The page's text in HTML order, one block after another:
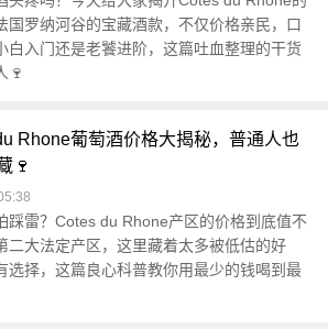
国罗纳河谷的宝藏酒款，不仅价格亲民，口
白入门还是老饕进阶，这篇吐血整理的干货
🍷
Rhone葡萄酒价格大揭秘，普通人也
🍷
踩雷？Cotes du Rhone产区的价格到底值不
二大法定产区，这里藏着太多被低估的好
选择，这篇良心科普教你用最少的钱喝到最